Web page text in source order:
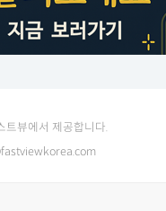
트뷰에서 제공합니다.